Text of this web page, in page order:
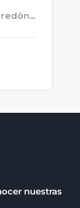
nuestras